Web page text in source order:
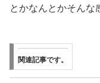
とかなんとかそんな
関連記事です。